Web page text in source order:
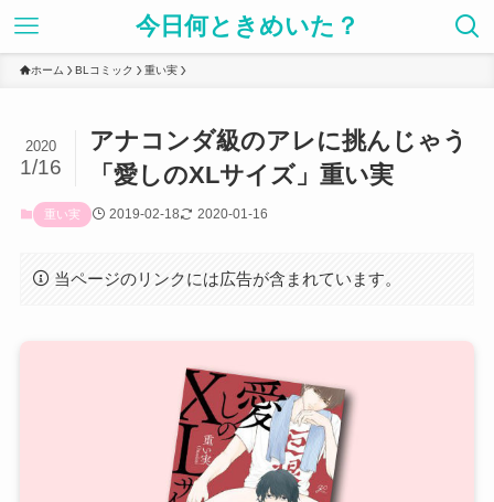
今日何ときめいた？
ホーム BLコミック 重い実
アナコンダ級のアレに挑んじゃう
「愛しのXLサイズ」重い実
2020
1/16
重い実 2019-02-18 2020-01-16
当ページのリンクには広告が含まれています。